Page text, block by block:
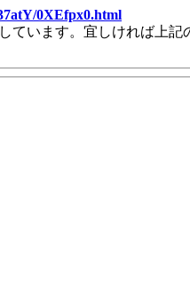
0XEfpx0.html
ています。宜しければ上